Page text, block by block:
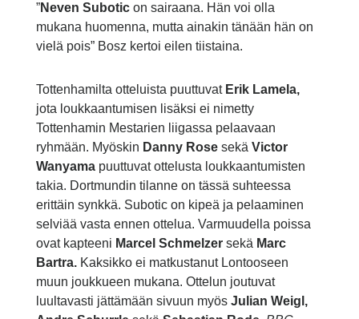
”Neven Suboticon sairaana. Hän voi olla
mukana huomenna, mutta ainakin tänään hän on
vielä pois” Bosz kertoi eilen tiistaina.
Tottenhamilta otteluista puuttuvat Erik Lamela,
jota loukkaantumisen lisäksi ei nimetty
Tottenhamin Mestarien liigassa pelaavaan
ryhmään. Myöskin Danny Rose sekä Victor
Wanyamapuuttuvat ottelusta loukkaantumisten
takia. Dortmundin tilanne on tässä suhteessa
erittäin synkkä. Subotic on kipeä ja pelaaminen
selviää vasta ennen ottelua. Varmuudella poissa
ovat kapteeni Marcel Schmelzer sekä Marc
Bartra. Kaksikko ei matkustanut Lontooseen
muun joukkueen mukana. Ottelun joutuvat
luultavasti jättämään sivuun myös Julian Weigl,